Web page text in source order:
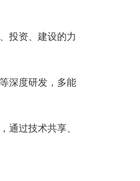
投资、建设的力
深度研发，多能
过技术共享、